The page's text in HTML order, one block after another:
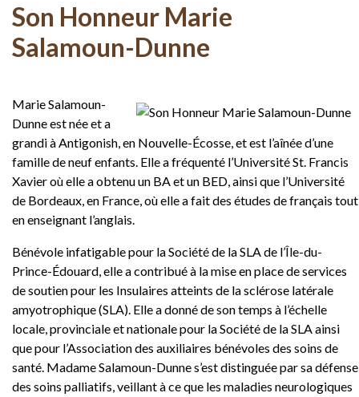
Protocole
Honneurs
récompenses
Nouvelles
Son Honneur Marie
Salamoun-Dunne
Marie Salamoun-
Dunne est née et a
grandi à Antigonish, en Nouvelle-Écosse, et est l’aînée d’une
famille de neuf enfants. Elle a fréquenté l’Université St. Francis
Xavier où elle a obtenu un BA et un BED, ainsi que l’Université
de Bordeaux, en France, où elle a fait des études de français tout
en enseignant l’anglais.
Bénévole infatigable pour la Société de la SLA de l’Île-du-
Prince-Édouard, elle a contribué à la mise en place de services
de soutien pour les Insulaires atteints de la sclérose latérale
amyotrophique (SLA). Elle a donné de son temps à l’échelle
locale, provinciale et nationale pour la Société de la SLA ainsi
que pour l’Association des auxiliaires bénévoles des soins de
santé. Madame Salamoun-Dunne s’est distinguée par sa défense
des soins palliatifs, veillant à ce que les maladies neurologiques